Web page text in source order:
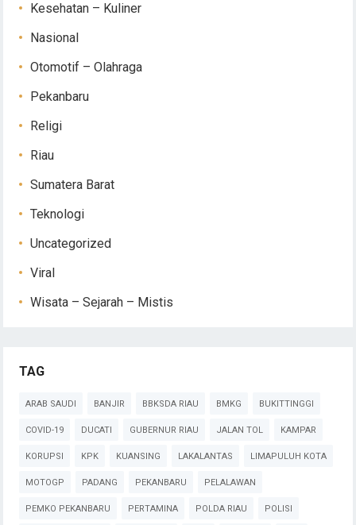
Kesehatan – Kuliner
Nasional
Otomotif – Olahraga
Pekanbaru
Religi
Riau
Sumatera Barat
Teknologi
Uncategorized
Viral
Wisata – Sejarah – Mistis
TAG
ARAB SAUDI BANJIR BBKSDA RIAU BMKG BUKITTINGGI
COVID-19 DUCATI GUBERNUR RIAU JALAN TOL KAMPAR
KORUPSI KPK KUANSING LAKALANTAS LIMAPULUH KOTA
MOTOGP PADANG PEKANBARU PELALAWAN
PEMKO PEKANBARU PERTAMINA POLDA RIAU POLISI